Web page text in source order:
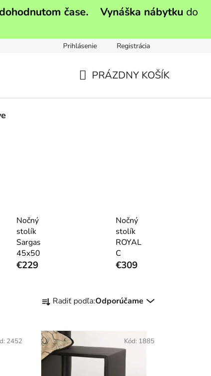
čase. Vynáška nábytku do
Prihlásenie Registrácia
PRÁZDNY KOŠÍK
Nočný
stolík
Sargas
45x50
€229
Nočný
stolík
ROYAL
C
€309
a
e
n
i
Radiť podľa:Odporúčame
2452 Kód: 1885